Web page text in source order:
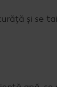
și se